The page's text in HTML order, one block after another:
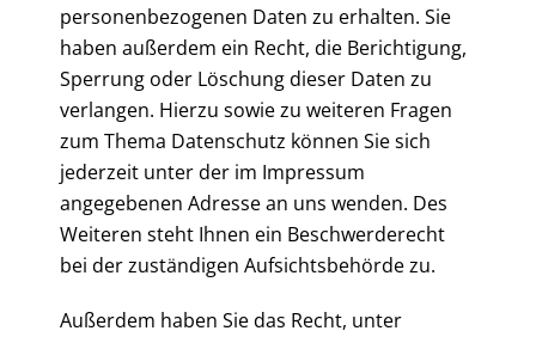
personenbezogenen Daten zu erhalten. Sie
haben außerdem ein Recht, die Berichtigung,
Sperrung oder Löschung dieser Daten zu
verlangen. Hierzu sowie zu weiteren Fragen
zum Thema Datenschutz können Sie sich
jederzeit unter der im Impressum
angegebenen Adresse an uns wenden. Des
Weiteren steht Ihnen ein Beschwerderecht
bei der zuständigen Aufsichtsbehörde zu.
Außerdem haben Sie das Recht, unter